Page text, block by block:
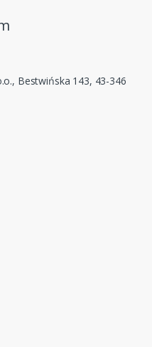
Bestwińska 143, 43-346